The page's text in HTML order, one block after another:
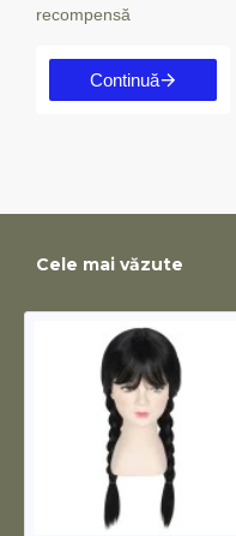
recompensă
Continuă
Cele mai văzute